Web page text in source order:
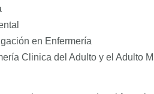
en Enfermería
Clinica del Adulto y el Adulto